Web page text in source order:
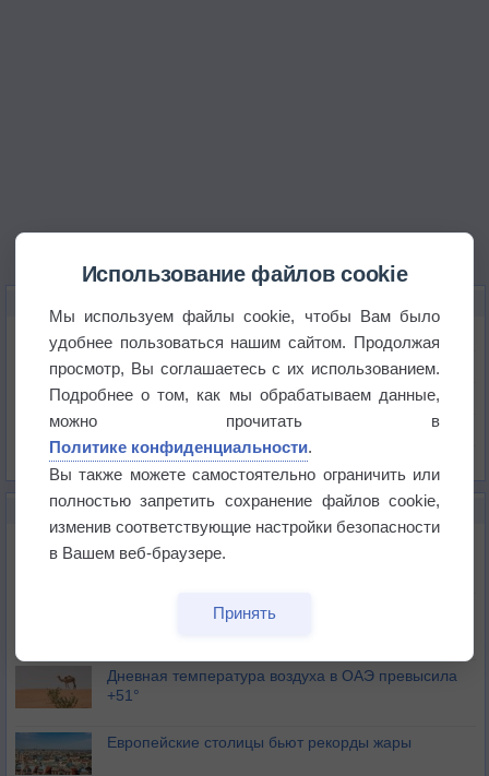
Температура
Давление
Осадки
Облачность
Список всех карт
НОВОЕ О ПОГОДЕ
Июль в России стал самым тёплым за всю
историю
В Центральной России наступают самые жаркие
Дневная температура воздуха в ОАЭ превысила
+51°
Европейские столицы бьют рекорды жары
Использование файлов cookie
Мы используем файлы cookie, чтобы Вам было
удобнее пользоваться нашим сайтом. Продолжая
просмотр, Вы соглашаетесь с их использованием.
Подробнее о том, как мы обрабатываем данные,
можно прочитать в
Политике конфиденциальности.
Вы также можете самостоятельно ограничить или
полностью запретить сохранение файлов cookie,
изменив соответствующие настройки безопасности
в Вашем веб-браузере.
Принять